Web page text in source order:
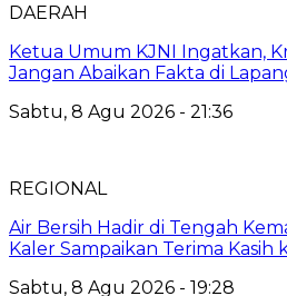
DAERAH
Ketua Umum KJNI Ingatkan,
Jangan Abaikan Fakta di
Sabtu, 8 Agu 2026 - 21:36
REGIONAL
Air Bersih Hadir di Tengah
Kaler Sampaikan Terima Kasih
Sabtu, 8 Agu 2026 - 19:28